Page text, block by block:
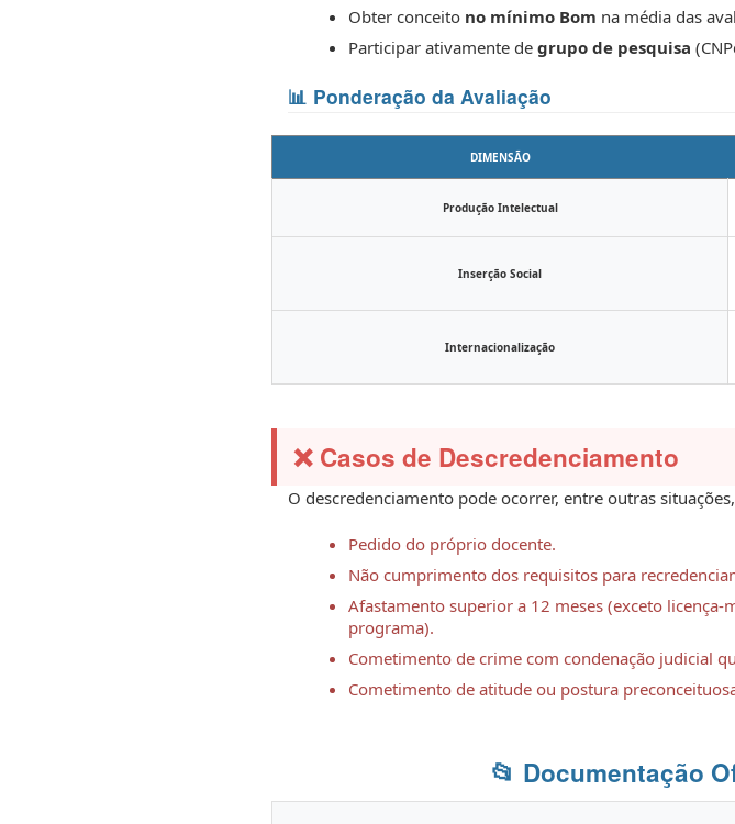
Obter conceito no mínimo Bom na média das
Participar ativamente de grupo de pesquisa
📊 Ponderação da Avaliação
DIMENSÃO
Produção Intelectual
Inserção Social
Internacionalização
❌ Casos de Descredenciamento
O descredenciamento pode ocorrer, entre outras
Pedido do próprio docente.
Não cumprimento dos requisitos para
Afastamento superior a 12 meses (exceto
programa).
Cometimento de crime com condenação judicial
Cometimento de atitude ou postura
📂 Documentação